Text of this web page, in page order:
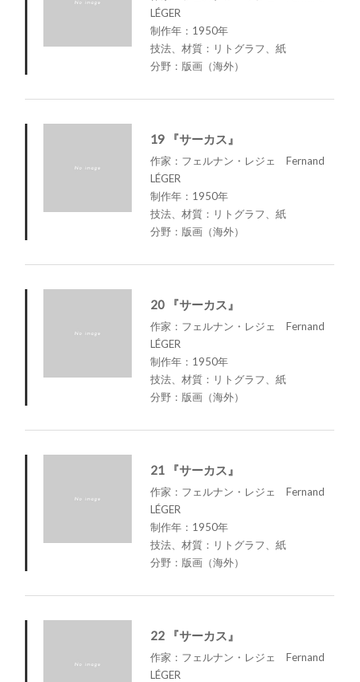
LÉGER
制作年：1950年
技法、材質：リトグラフ、紙
分野：版画（海外）
19 『サーカス』
作家：フェルナン・レジェ Fernand
LÉGER
制作年：1950年
技法、材質：リトグラフ、紙
分野：版画（海外）
20 『サーカス』
作家：フェルナン・レジェ Fernand
LÉGER
制作年：1950年
技法、材質：リトグラフ、紙
分野：版画（海外）
21 『サーカス』
作家：フェルナン・レジェ Fernand
LÉGER
制作年：1950年
技法、材質：リトグラフ、紙
分野：版画（海外）
22 『サーカス』
作家：フェルナン・レジェ Fernand
LÉGER